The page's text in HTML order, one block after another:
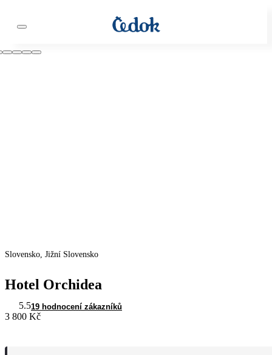
Slovensko, Jižní Slovensko
Hotel Orchidea
5.519 hodnocení zákazníků
3 800 Kč